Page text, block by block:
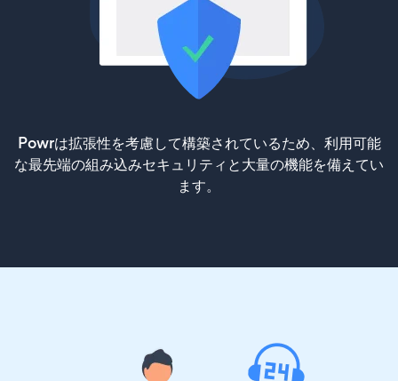
Powrは拡張性を考慮して構築されているため、利用可能
な最先端の組み込みセキュリティと大量の機能を備えてい
ます。